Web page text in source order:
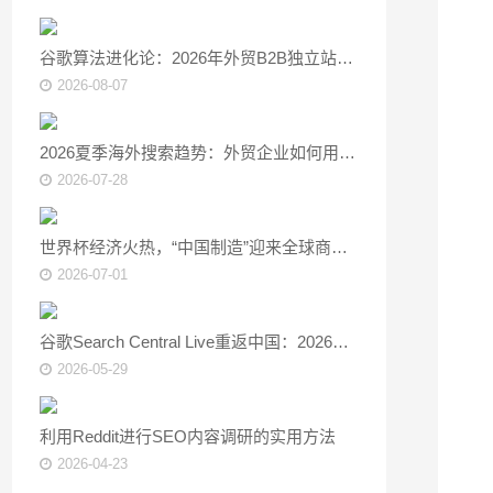
谷歌算法进化论：2026年外贸B2B独立站如何从"讨好爬虫"转向"赢得实体"
2026-08-07
2026夏季海外搜索趋势：外贸企业如何用SEO提前抢占海外订单？
2026-07-28
世界杯经济火热，“中国制造”迎来全球商机——外贸企业如何借势SEO精准获客
2026-07-01
谷歌Search Central Live重返中国：2026年SEO新洞察
2026-05-29
利用Reddit进行SEO内容调研的实用方法
2026-04-23